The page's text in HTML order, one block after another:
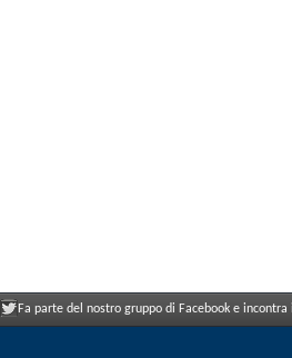
Fa parte del nostro gruppo di Facebook e